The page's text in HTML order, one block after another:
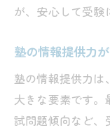
が、安心して受験
塾の情報提供力
塾の情報提供力は
大きな要素です。
試問題傾向など、